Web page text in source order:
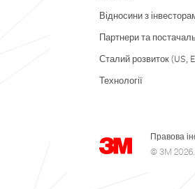
Відносини з
Партнери та
Сталий розвиток (US,
Технології
Правова
© 3M 2026.